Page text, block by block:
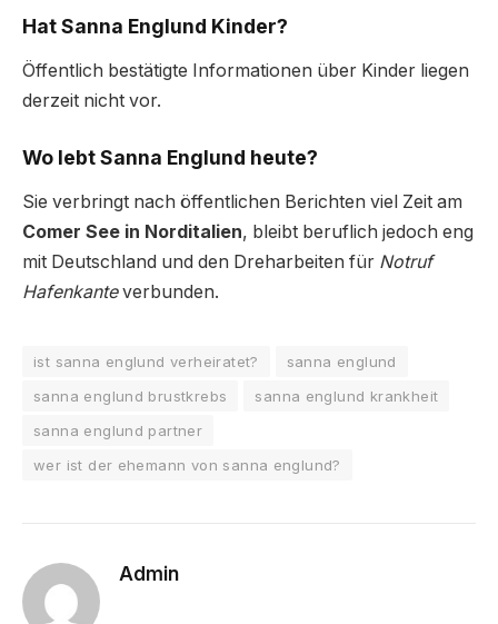
Hat Sanna Englund Kinder?
Öffentlich bestätigte Informationen über Kinder liegen
derzeit nicht vor.
Wo lebt Sanna Englund heute?
Sie verbringt nach öffentlichen Berichten viel Zeit am
Comer See in Norditalien, bleibt beruflich jedoch eng
mit Deutschland und den Dreharbeiten für Notruf
Hafenkanteverbunden.
ist sanna englund verheiratet?
sanna englund
sanna englund brustkrebs
sanna englund krankheit
sanna englund partner
wer ist der ehemann von sanna englund?
Admin